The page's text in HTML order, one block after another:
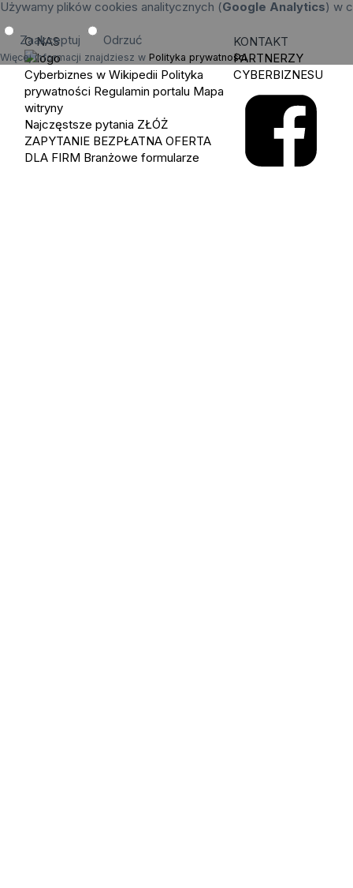
Używamy plików cookies analitycznych (Google Analytics) w
Zaakceptuj Odrzuć
Więcej informacji znajdziesz w Polityka prywatności.
O NAS
Cyberbiznes w Wikipedii Polityka
prywatności Regulamin portalu Mapa
witryny
Najczęstsze pytania ZŁÓŻ
ZAPYTANIE BEZPŁATNA OFERTA
DLA FIRM Branżowe formularze
KONTAKT
PARTNERZY
CYBERBIZNESU